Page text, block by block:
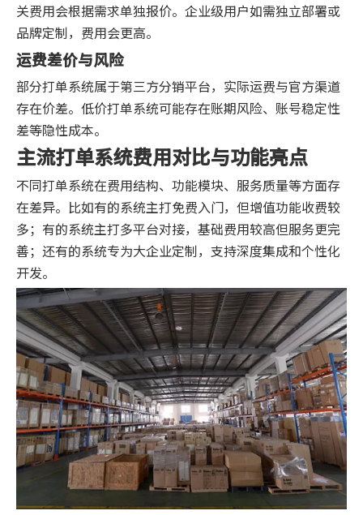
关费用会根据需求单独报价。企业级用户如需独立部署或
品牌定制，费用会更高。
运费差价与风险
部分打单系统属于第三方分销平台，实际运费与官方渠道
存在价差。低价打单系统可能存在账期风险、账号稳定性
差等隐性成本。
主流打单系统费用对比与功能亮点
不同打单系统在费用结构、功能模块、服务质量等方面存
在差异。比如有的系统主打免费入门，但增值功能收费较
多；有的系统主打多平台对接，基础费用较高但服务更完
善；还有的系统专为大企业定制，支持深度集成和个性化
开发。